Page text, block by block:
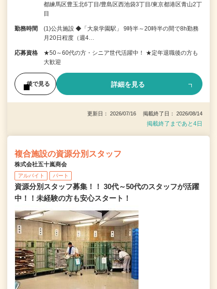
都練馬区豊玉北6丁目/豊島区西池袋3丁目/東京都港区青山2丁
目
勤務時間
(1)公共施設 ◆「大泉学園駅」 9時半～20時半の間で8h勤務
月20日程度（週4…
応募資格
★50～60代の方・シニア世代活躍中！ ★定年退職後の方も
大歓迎
後で見る 詳細を見る
更新日： 2026/07/16 掲載終了日： 2026/08/14
掲載終了まであと4日
複合施設の資源分別スタッフ
株式会社五十嵐商会
アルバイト パート
資源分別スタッフ募集！！ 30代～50代のスタッフが活躍
中！！未経験の方も安心スタート！